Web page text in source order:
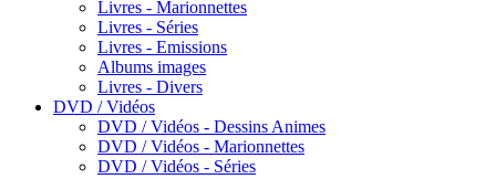
Livres - Marionnettes
Livres - Séries
Livres - Emissions
Albums images
Livres - Divers
DVD / Vidéos
DVD / Vidéos - Dessins Animes
DVD / Vidéos - Marionnettes
DVD / Vidéos - Séries